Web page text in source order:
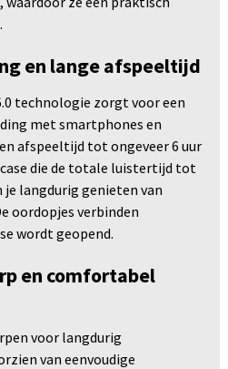
en lange afspeeltijd
technologie zorgt voor een
met smartphones en
afspeeltijd tot ongeveer 6 uur
die de totale luistertijd tot
je langdurig genieten van
oordopjes verbinden
wordt geopend.
en comfortabel
voor langdurig
van eenvoudige